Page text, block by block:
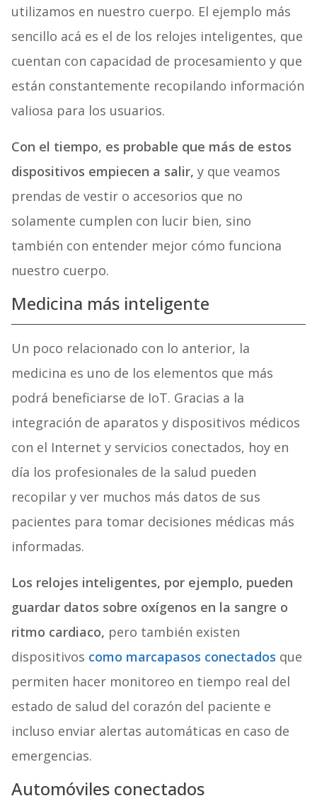
utilizamos en nuestro cuerpo. El ejemplo más
sencillo acá es el de los relojes inteligentes, que
cuentan con capacidad de procesamiento y que
están constantemente recopilando información
valiosa para los usuarios.
Con el tiempo, es probable que más de estos
dispositivos empiecen a salir, y que veamos
prendas de vestir o accesorios que no
solamente cumplen con lucir bien, sino
también con entender mejor cómo funciona
nuestro cuerpo.
Medicina más inteligente
Un poco relacionado con lo anterior, la
medicina es uno de los elementos que más
podrá beneficiarse de IoT. Gracias a la
integración de aparatos y dispositivos médicos
con el Internet y servicios conectados, hoy en
día los profesionales de la salud pueden
recopilar y ver muchos más datos de sus
pacientes para tomar decisiones médicas más
informadas.
Los relojes inteligentes, por ejemplo, pueden
guardar datos sobre oxígenos en la sangre o
ritmo cardiaco, pero también existen
dispositivos como marcapasos conectados que
permiten hacer monitoreo en tiempo real del
estado de salud del corazón del paciente e
incluso enviar alertas automáticas en caso de
emergencias.
Automóviles conectados